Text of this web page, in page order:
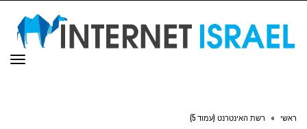
ראשי » רשת האינטרנט (עמוד 5)